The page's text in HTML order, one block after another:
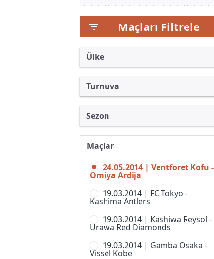
Maçları Filtrele
Ülke
Japonya
Türkiye
Uluslararası
Uluslararası Kulüpler
Turkiye
İngiltere
Almanya Amatör
Fransa
Turnuva
Emperor Kupası
J.Lig 2
J.Ligi
Japonya Futbol Ligi
Nadeshiko Ligi, 1. Lig, Kadınlar
Süper Kupa
Sezon
J. Lig Kupası 2026
J. Lig Kupası 2025
J. Lig Kupası 2024
J. Lig Kupası 2023
J. Lig Kupası 2022
J. Lig Kupası 2021
Maçlar
24.05.2014 | Ventforet Kofu -
Omiya Ardija
19.03.2014 | FC Tokyo -
Kashima Antlers
19.03.2014 | Kashiwa Reysol -
Urawa Red Diamonds
19.03.2014 | Gamba Osaka -
Vissel Kobe